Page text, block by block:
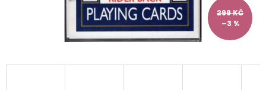
299 KČ
–3 %